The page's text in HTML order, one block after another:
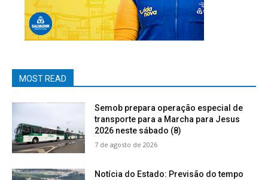
MOST READ
Semob prepara operação especial de
transporte para a Marcha para Jesus
2026 neste sábado (8)
7 de agosto de 2026
Notícia do Estado: Previsão do tempo